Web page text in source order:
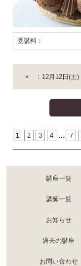
受講料：
× ：12月12日(土)
1 2 3 4 7
講座一覧
講師一覧
お知らせ
過去の講座
お問い合わせ